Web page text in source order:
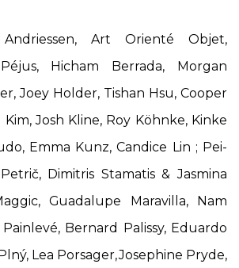
Art Orienté Objet,
Hicham Berrada, Morgan
Joey Holder, Tishan Hsu, Cooper
Josh Kline, Roy Köhnke, Kinke
Emma Kunz, Candice Lin ; Pei-
Dimitris Stamatis & Jasmina
Guadalupe Maravilla, Nam
Bernard Palissy, Eduardo
Lea Porsager, Josephine Pryde,